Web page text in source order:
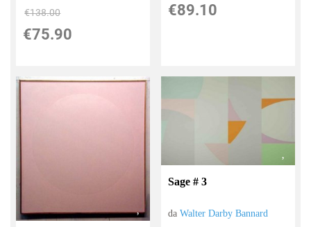
€138.00
€75.90
€89.10
Sage # 3
daWalter Darby Bannard